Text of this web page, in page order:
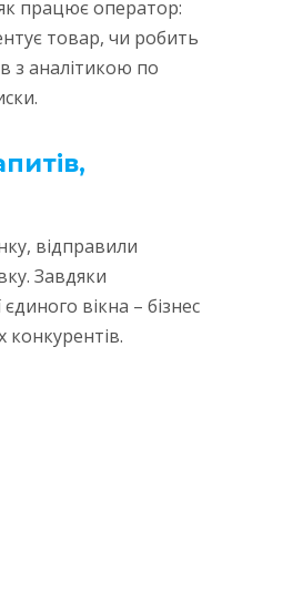
працює оператор:
товар, чи робить
з аналітикою по
відправили
Завдяки
вікна – бізнес
конкурентів.